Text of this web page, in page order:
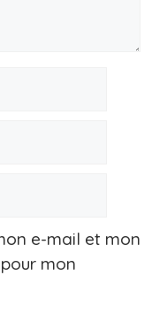
e-mail et mon
mon